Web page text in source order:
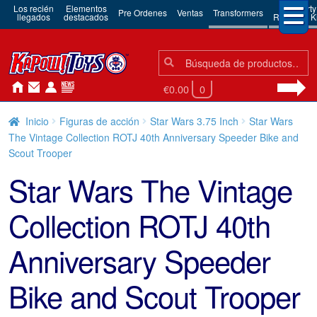
Los recién
llegados
Elementos
destacados Pre Ordenes Ventas Transformers 3rd Party
Robots &
Búsqueda:
Búsqueda
€0.00 0
Inicio Figuras de acción Star Wars 3.75 Inch
Star Wars
The Vintage Collection ROTJ 40th Anniversary Speeder Bike and
Scout Trooper
Star Wars The Vintage
Collection ROTJ 40th
Anniversary Speeder
Bike and Scout Trooper